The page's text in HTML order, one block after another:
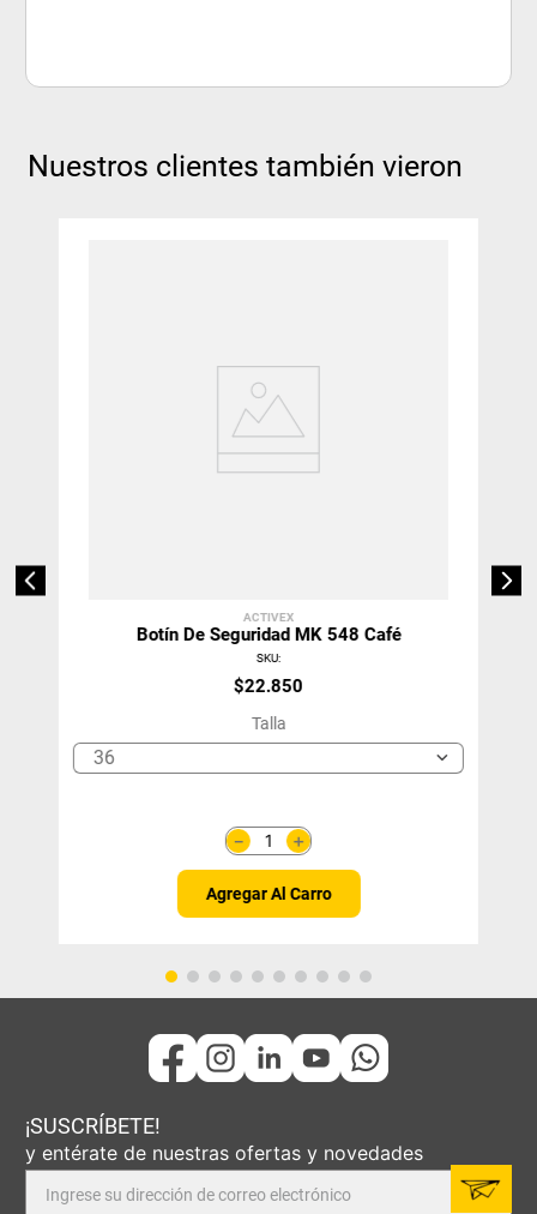
Nuestros clientes también vieron
ACTIVEX
Botín De Seguridad MK 548 Café
SKU:
$22.850
Talla
36
＋
－
Agregar Al Carro
¡SUSCRÍBETE!
y entérate de nuestras ofertas y novedades